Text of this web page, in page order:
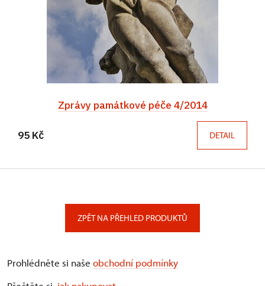
Zprávy památkové péče 4/2014
95 Kč DETAIL
ZPĚT NA PŘEHLED PRODUKTŮ
Prohlédněte si naše obchodní podmínky